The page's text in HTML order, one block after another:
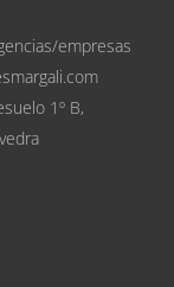
empresas
1º B,